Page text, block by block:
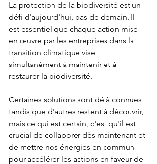
La protection de la biodiversité est un
défi d'aujourd'hui, pas de demain. Il
est essentiel que chaque action mise
en œuvre par les entreprises dans la
transition climatique vise
simultanément à maintenir et à
restaurer la biodiversité.
Certaines solutions sont déjà connues
tandis que d'autres restent à découvrir,
mais ce qui est certain, c'est qu'il est
crucial de collaborer dès maintenant et
de mettre nos énergies en commun
pour accélérer les actions en faveur de